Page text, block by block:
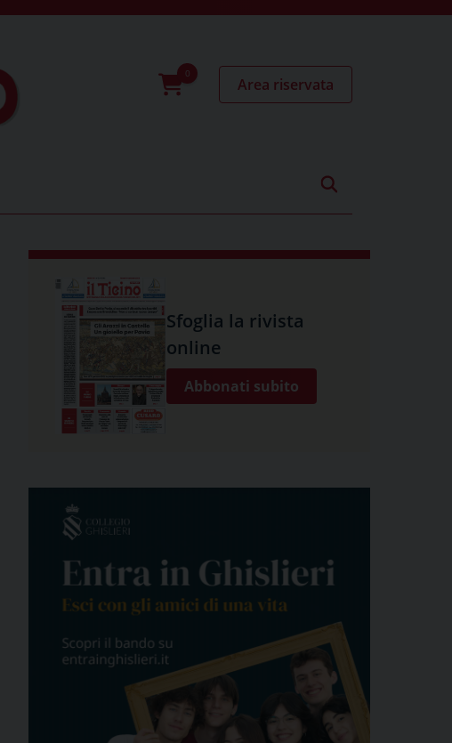
0
Area riservata
Sfoglia la rivista
online
Abbonati subito